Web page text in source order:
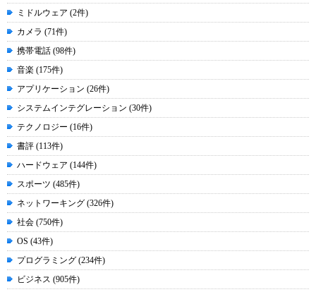
ミドルウェア (2件)
カメラ (71件)
携帯電話 (98件)
音楽 (175件)
アプリケーション (26件)
システムインテグレーション (30件)
テクノロジー (16件)
書評 (113件)
ハードウェア (144件)
スポーツ (485件)
ネットワーキング (326件)
社会 (750件)
OS (43件)
プログラミング (234件)
ビジネス (905件)